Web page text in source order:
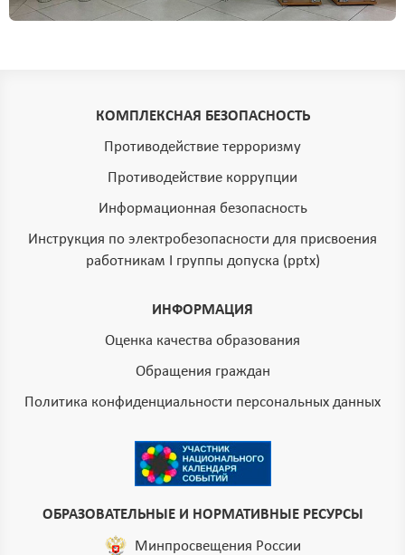
КОМПЛЕКСНАЯ БЕЗОПАСНОСТЬ
Противодействие терроризму
Противодействие коррупции
Информационная безопасность
Инструкция по электробезопасности для присвоения
работникам I группы допуска (pptx)
ИНФОРМАЦИЯ
Оценка качества образования
Обращения граждан
Политика конфиденциальности персональных данных
ОБРАЗОВАТЕЛЬНЫЕ И НОРМАТИВНЫЕ РЕСУРСЫ
Минпросвещения России